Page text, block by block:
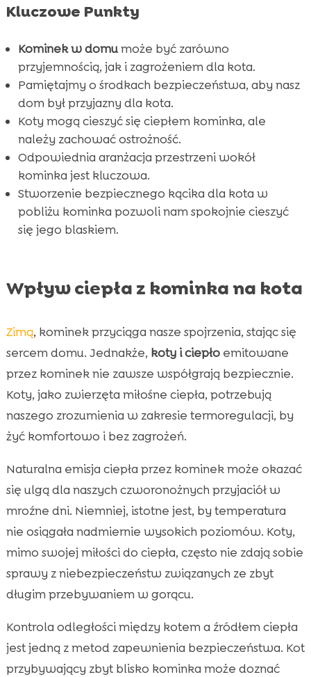
Kluczowe Punkty
Kominek w domumoże być zarówno
przyjemnością, jak i zagrożeniem dla kota.
Pamiętajmy o środkach bezpieczeństwa, aby nasz
dom był przyjazny dla kota.
Koty mogą cieszyć się ciepłem kominka, ale
należy zachować ostrożność.
Odpowiednia aranżacja przestrzeni wokół
kominka jest kluczowa.
Stworzenie bezpiecznego kącika dla kota w
pobliżu kominka pozwoli nam spokojnie cieszyć
się jego blaskiem.
Wpływ ciepła z kominka na kota
Zimą, kominek przyciąga nasze spojrzenia, stając się
sercem domu. Jednakże, koty i ciepłoemitowane
przez kominek nie zawsze współgrają bezpiecznie.
Koty, jako zwierzęta miłośne ciepła, potrzebują
naszego zrozumienia w zakresie termoregulacji, by
żyć komfortowo i bez zagrożeń.
Naturalna emisja ciepła przez kominek może okazać
się ulgą dla naszych czworonożnych przyjaciół w
mroźne dni. Niemniej, istotne jest, by temperatura
nie osiągała nadmiernie wysokich poziomów. Koty,
mimo swojej miłości do ciepła, często nie zdają sobie
sprawy z niebezpieczeństw związanych ze zbyt
długim przebywaniem w gorącu.
Kontrola odległości między kotem a źródłem ciepła
jest jedną z metod zapewnienia bezpieczeństwa. Kot
przybywający zbyt blisko kominka może doznać